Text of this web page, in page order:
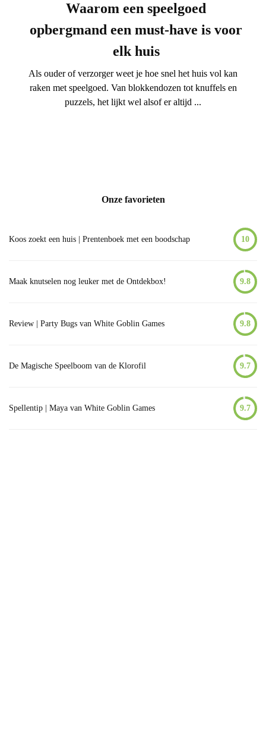
Waarom een speelgoed
opbergmand een must-have is voor
elk huis
Als ouder of verzorger weet je hoe snel het huis vol kan
raken met speelgoed. Van blokkendozen tot knuffels en
puzzels, het lijkt wel alsof er altijd ...
Onze favorieten
Koos zoekt een huis | Prentenboek met een boodschap 10
Maak knutselen nog leuker met de Ontdekbox! 9.8
Review | Party Bugs van White Goblin Games 9.8
De Magische Speelboom van de Klorofil 9.7
Spellentip | Maya van White Goblin Games 9.7